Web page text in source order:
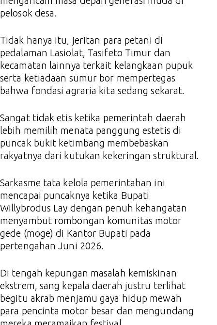
pelosok desa.
Tidak hanya itu, jeritan para petani di
pedalaman Lasiolat, Tasifeto Timur dan
kecamatan lainnya terkait kelangkaan pupuk
serta ketiadaan sumur bor mempertegas
bahwa fondasi agraria kita sedang sekarat.
Sangat tidak etis ketika pemerintah daerah
lebih memilih menata panggung estetis di
puncak bukit ketimbang membebaskan
rakyatnya dari kutukan kekeringan struktural.
Sarkasme tata kelola pemerintahan ini
mencapai puncaknya ketika Bupati
Willybrodus Lay dengan penuh kehangatan
menyambut rombongan komunitas motor
gede (moge) di Kantor Bupati pada
pertengahan Juni 2026.
Di tengah kepungan masalah kemiskinan
ekstrem, sang kepala daerah justru terlihat
begitu akrab menjamu gaya hidup mewah
para pencinta motor besar dan mengundang